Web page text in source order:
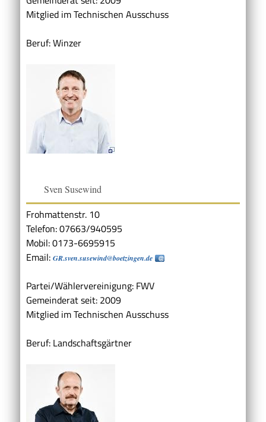
Mitglied im Technischen Ausschuss
Beruf: Winzer
Sven Susewind
Frohmattenstr. 10
Telefon: 07663/940595
Mobil: 0173-6695915
Email: GR.sven.susewind@boetzingen.de
Partei/Wählervereinigung: FWV
Gemeinderat seit: 2009
Mitglied im Technischen Ausschuss
Beruf: Landschaftsgärtner